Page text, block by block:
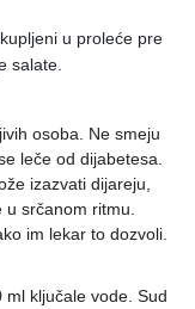
u proleće pre
salate.
osoba. Ne smeju
leče od dijabetesa.
izazvati dijareju,
srčanom ritmu.
im lekar to dozvoli.
ključale vode. Sud